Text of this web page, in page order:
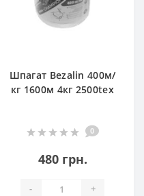
Шпагат Bezalin 400м/
кг 1600м 4кг 2500tex
0
480 грн.
- +